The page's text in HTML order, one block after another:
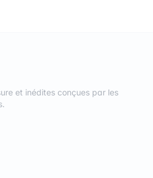
et inédites conçues par les